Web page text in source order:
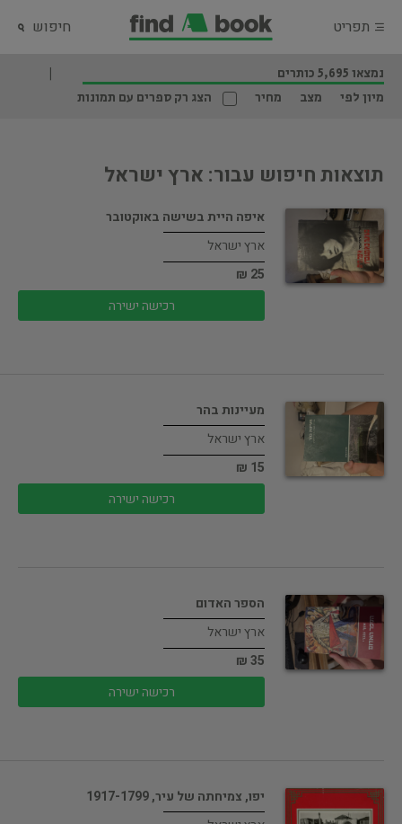
תפריט חיפוש
נמצאו 5,695 כותרים
מיון לפי
מצב מחיר הצג רק ספרים עם תמונות
תוצאות חיפוש עבור: ארץ ישראל
איפה היית בשישה באוקטובר
ארץ ישראל
25 ₪
רכישה ישירה
מעיינות בהר
ארץ ישראל
15 ₪
רכישה ישירה
הספר האדום
ארץ ישראל
35 ₪
רכישה ישירה
יפו, צמיחתה של עיר, 1917-1799